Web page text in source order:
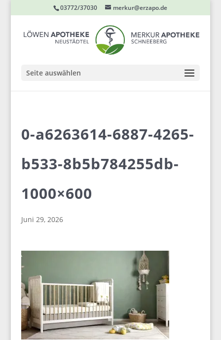
03772/37030 merkur@erzapo.de
Seite auswählen
0-a6263614-6887-4265-
b533-8b5b784255db-
1000×600
Juni 29, 2026